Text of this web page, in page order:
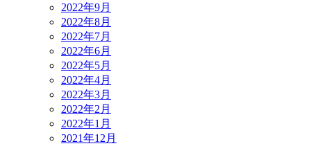
2022年9月
2022年8月
2022年7月
2022年6月
2022年5月
2022年4月
2022年3月
2022年2月
2022年1月
2021年12月